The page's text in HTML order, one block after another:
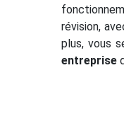
révision,
plus, vous
entreprise